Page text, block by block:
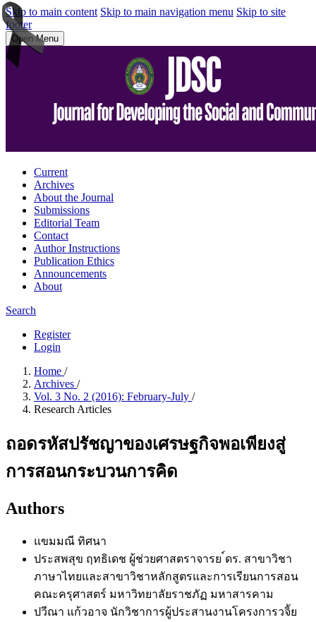
Skip to main content Skip to main navigation menu Skip to site
footer
Open Menu
Current
Archives
About the Journal
Submissions
Editorial Team
Contact
Author Instructions
Publication Ethics
Announcements
About
Search
Register
Login
Home /
Archives /
Vol. 3 No. 2 (2016): February-July /
Research Articles
ถอดรหัสปรัชญาของเศรษฐกิจพอเพียงสู่
การสอนกระบวนการคิด
Authors
แขมมณี ทิศนา
ประสพสุข ฤทธิเดช ผู้ช่วยศาสตราจารย ์ดร. สาขาวิชา
ภาษาไทยและสาขาวิชาหลักสูตรและการเรียนการสอน
คณะครุศาสตร์ มหาวิทยาลัยราชภัฏ มหาสารคาม
ปวีณา แก้วอาจ นักวิชาการผู้ประสานงานโครงการวจิัย